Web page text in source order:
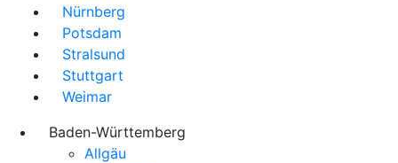
Nürnberg
Potsdam
Stralsund
Stuttgart
Weimar
Baden-Württemberg
Allgäu